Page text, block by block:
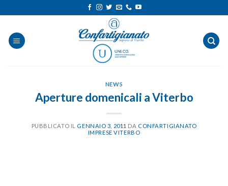
ai
contenuti
NEWS
Aperture domenicali a Viterbo
PUBBLICATO IL GENNAIO 3, 2011 DA CONFARTIGIANATO
IMPRESE VITERBO